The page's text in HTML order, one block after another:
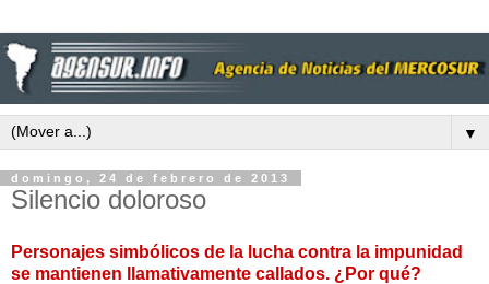
▼
domingo, 24 de febrero de 2013
Silencio doloroso
Personajes simbólicos de la lucha contra la impunidad
se mantienen llamativamente callados. ¿Por qué?